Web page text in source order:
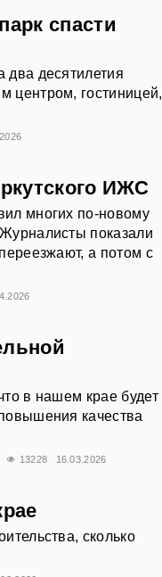
спасти
десятилетия
центром, гостиницей,
ИЖС
многих по-новому
показали
а потом с
в нашем крае будет
качества
13228 16.03.2026
сколько